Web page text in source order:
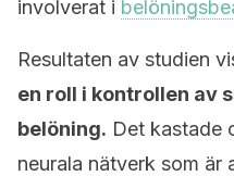
involverat i
Resultaten av studien
en roll i kontrollen av
belöning. Det kastade
neurala nätverk som